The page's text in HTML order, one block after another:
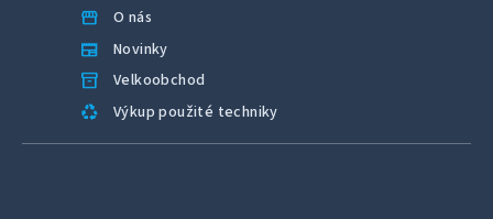
storefront O nás
newspaper Novinky
inventory_2 Velkoobchod
recycling Výkup použité techniky